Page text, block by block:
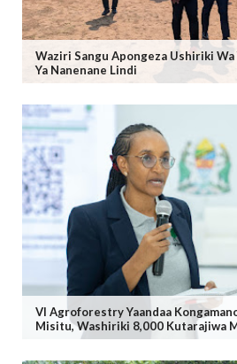
Waziri Sangu Apongeza Ushiriki
Ya Nanenane Lindi
VI Agroforestry Yaandaa
Misitu, Washiriki 8,000 Kutarajiwa